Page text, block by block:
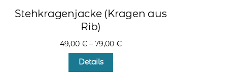
Stehkragenjacke (Kragen aus
Rib)
49,00€ –79,00€
Details